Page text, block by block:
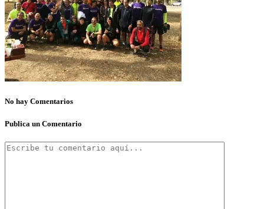
No hay Comentarios
Publica un Comentario